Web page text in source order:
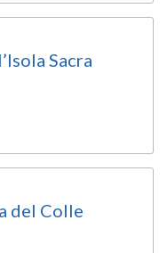
Sacra
del Colle